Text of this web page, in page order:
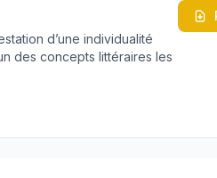
d’une individualité
des concepts littéraires les